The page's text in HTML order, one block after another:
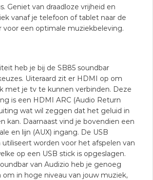
Geniet van draadloze vrijheid en
vanaf je telefoon of tablet naar de
voor een optimale muziekbeleving.
heb je bij de SB85 soundbar
Uiteraard zit er HDMI op om
met je tv te kunnen verbinden. Deze
is een HDMI ARC (Audio Return
wat wil zeggen dat het geluid in
kan. Daarnaast vind je bovendien een
en lijn (AUX) ingang. De USB
utiliseert worden voor het afspelen van
op een USB stick is opgeslagen.
van Audizio heb je genoeg
in hoge niveau van jouw muziek,